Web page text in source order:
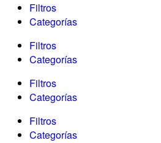
Filtros
Categorías
Filtros
Categorías
Filtros
Categorías
Filtros
Categorías